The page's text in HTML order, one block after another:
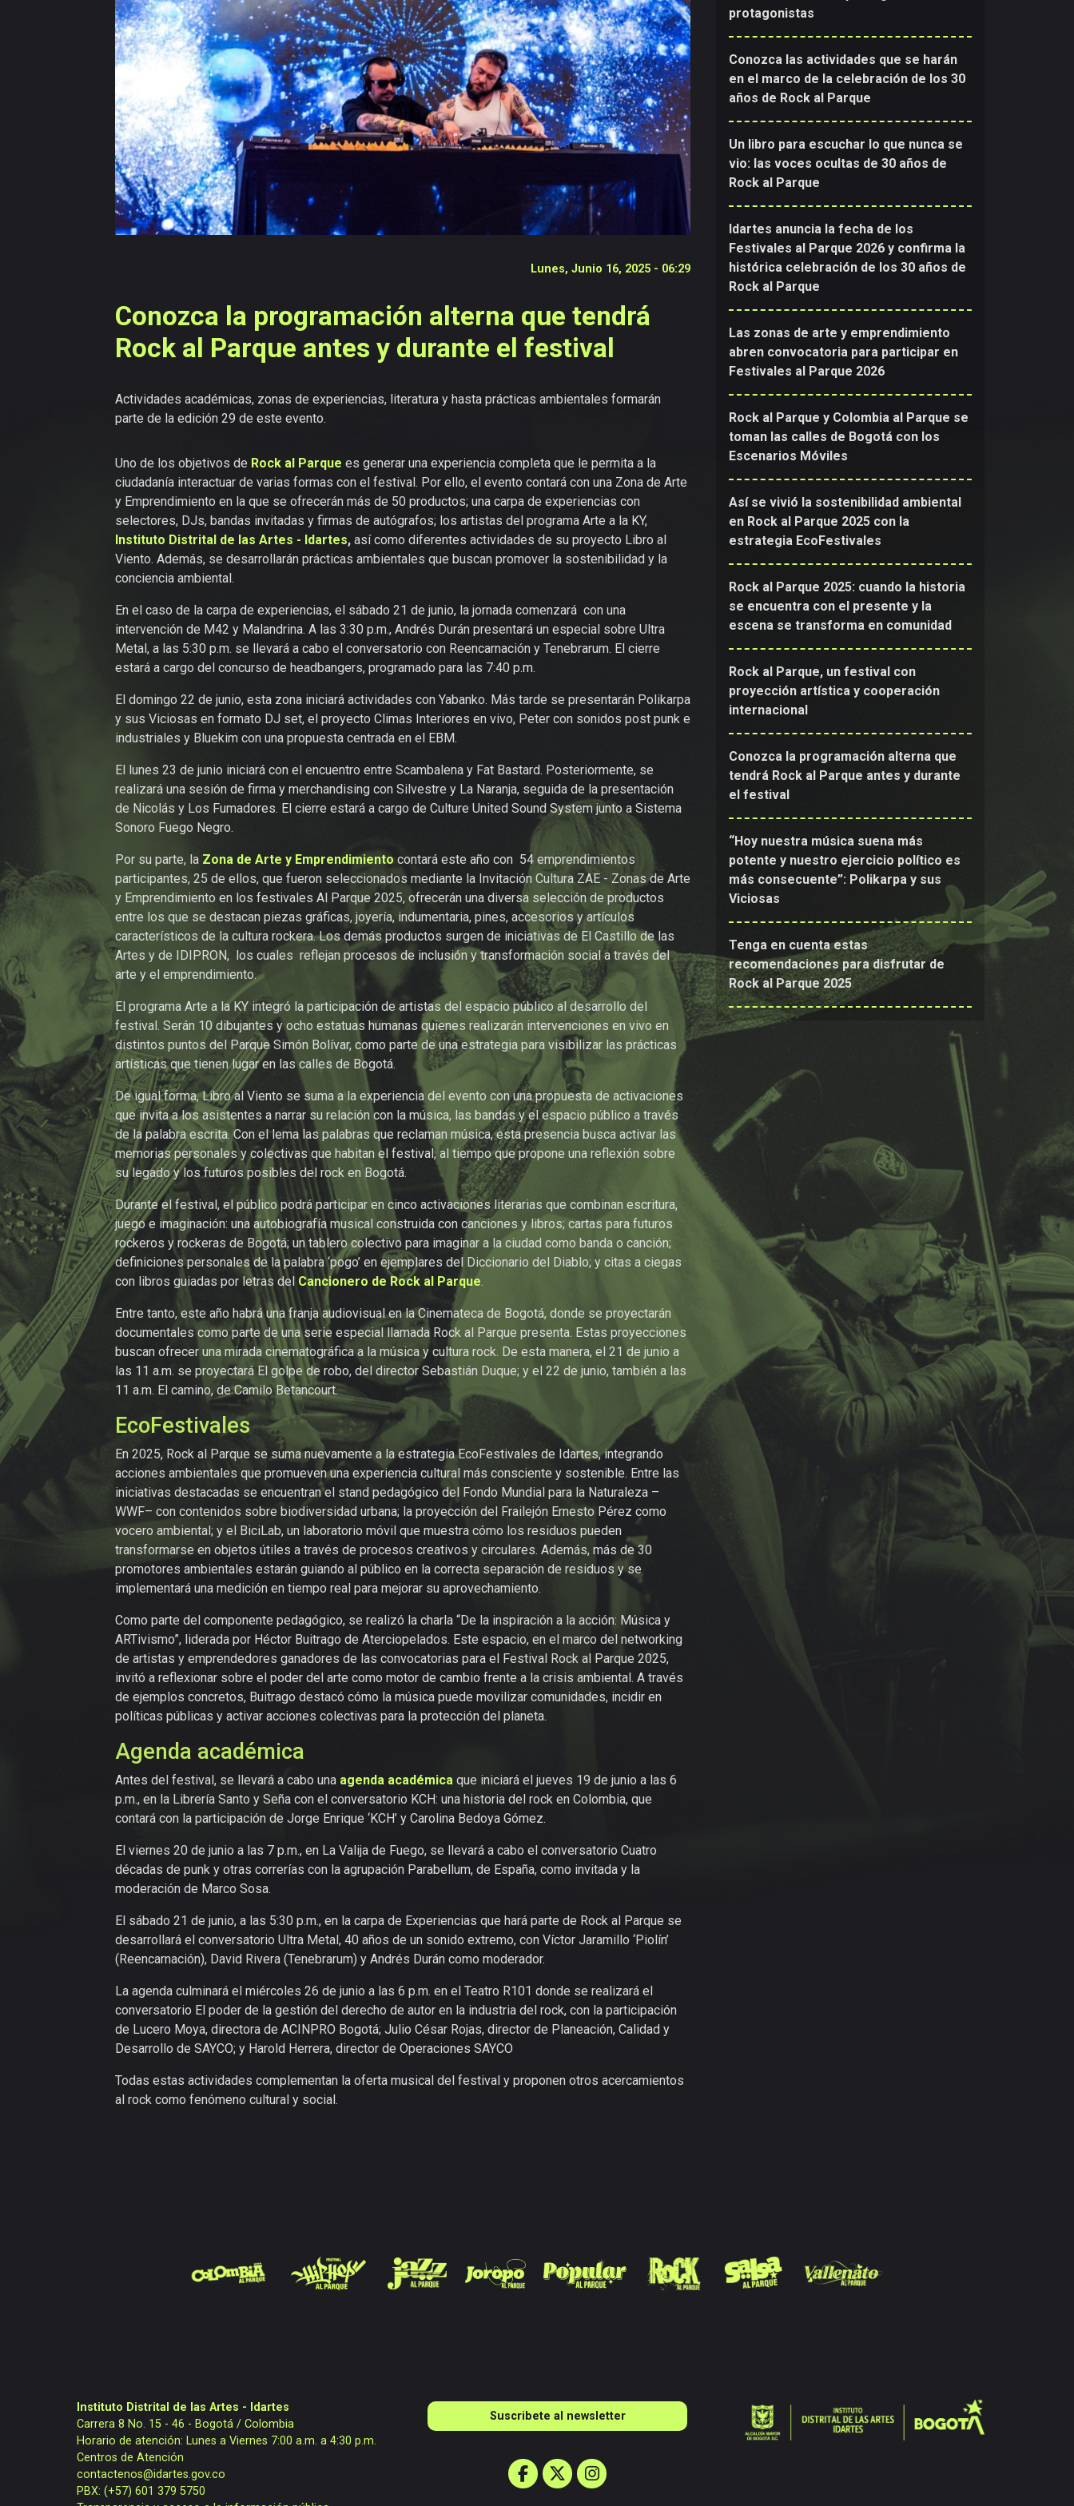
Lunes, Junio 16, 2025 - 06:29
Conozca la programación alterna que tendrá
Rock al Parque antes y durante el festival
Actividades académicas, zonas de experiencias, literatura y hasta prácticas ambientales formarán
parte de la edición 29 de este evento.
Uno de los objetivos de Rock al Parque es generar una experiencia completa que le permita a la
ciudadanía interactuar de varias formas con el festival. Por ello, el evento contará con una Zona de Arte
y Emprendimiento en la que se ofrecerán más de 50 productos; una carpa de experiencias con
selectores, DJs, bandas invitadas y firmas de autógrafos; los artistas del programa Arte a la KY,
Instituto Distrital de las Artes - Idartes, así como diferentes actividades de su proyecto Libro al
Viento. Además, se desarrollarán prácticas ambientales que buscan promover la sostenibilidad y la
conciencia ambiental.
En el caso de la carpa de experiencias, el sábado 21 de junio, la jornada comenzará con una
intervención de M42 y Malandrina. A las 3:30 p.m., Andrés Durán presentará un especial sobre Ultra
Metal, a las 5:30 p.m. se llevará a cabo el conversatorio con Reencarnación y Tenebrarum. El cierre
estará a cargo del concurso de headbangers, programado para las 7:40 p.m.
El domingo 22 de junio, esta zona iniciará actividades con Yabanko. Más tarde se presentarán Polikarpa
y sus Viciosas en formato DJ set, el proyecto Climas Interiores en vivo, Peter con sonidos post punk e
industriales y Bluekim con una propuesta centrada en el EBM.
El lunes 23 de junio iniciará con el encuentro entre Scambalena y Fat Bastard. Posteriormente, se
realizará una sesión de firma y merchandising con Silvestre y La Naranja, seguida de la presentación
de Nicolás y Los Fumadores. El cierre estará a cargo de Culture United Sound System junto a Sistema
Sonoro Fuego Negro.
Por su parte, la Zona de Arte y Emprendimiento contará este año con 54 emprendimientos
participantes, 25 de ellos, que fueron seleccionados mediante la Invitación Cultura ZAE - Zonas de Arte
y Emprendimiento en los festivales Al Parque 2025, ofrecerán una diversa selección de productos
entre los que se destacan piezas gráficas, joyería, indumentaria, pines, accesorios y artículos
característicos de la cultura rockera. Los demás productos surgen de iniciativas de El Castillo de las
Artes y de IDIPRON, los cuales reflejan procesos de inclusión y transformación social a través del
arte y el emprendimiento.
El programa Arte a la KY integró la participación de artistas del espacio público al desarrollo del
festival. Serán 10 dibujantes y ocho estatuas humanas quienes realizarán intervenciones en vivo en
distintos puntos del Parque Simón Bolívar, como parte de una estrategia para visibilizar las prácticas
artísticas que tienen lugar en las calles de Bogotá.
De igual forma, Libro al Viento se suma a la experiencia del evento con una propuesta de activaciones
que invita a los asistentes a narrar su relación con la música, las bandas y el espacio público a través
de la palabra escrita. Con el lema las palabras que reclaman música, esta presencia busca activar las
memorias personales y colectivas que habitan el festival, al tiempo que propone una reflexión sobre
su legado y los futuros posibles del rock en Bogotá.
Durante el festival, el público podrá participar en cinco activaciones literarias que combinan escritura,
juego e imaginación: una autobiografía musical construida con canciones y libros; cartas para futuros
rockeros y rockeras de Bogotá; un tablero colectivo para imaginar a la ciudad como banda o canción;
definiciones personales de la palabra ‘pogo’ en ejemplares del Diccionario del Diablo; y citas a ciegas
con libros guiadas por letras delCancionero de Rock al Parque.
Entre tanto, este año habrá una franja audiovisual en la Cinemateca de Bogotá, donde se proyectarán
documentales como parte de una serie especial llamada Rock al Parque presenta. Estas proyecciones
buscan ofrecer una mirada cinematográfica a la música y cultura rock. De esta manera, el 21 de junio a
las 11 a.m. se proyectará El golpe de robo, del director Sebastián Duque; y el 22 de junio, también a las
11 a.m. El camino, de Camilo Betancourt.
EcoFestivales
En 2025, Rock al Parque se suma nuevamente a la estrategia EcoFestivales de Idartes, integrando
acciones ambientales que promueven una experiencia cultural más consciente y sostenible. Entre las
iniciativas destacadas se encuentran el stand pedagógico del Fondo Mundial para la Naturaleza –
WWF– con contenidos sobre biodiversidad urbana; la proyección del Frailejón Ernesto Pérez como
vocero ambiental; y el BiciLab, un laboratorio móvil que muestra cómo los residuos pueden
transformarse en objetos útiles a través de procesos creativos y circulares. Además, más de 30
promotores ambientales estarán guiando al público en la correcta separación de residuos y se
implementará una medición en tiempo real para mejorar su aprovechamiento.
Como parte del componente pedagógico, se realizó la charla “De la inspiración a la acción: Música y
ARTivismo”, liderada por Héctor Buitrago de Aterciopelados. Este espacio, en el marco del networking
de artistas y emprendedores ganadores de las convocatorias para el Festival Rock al Parque 2025,
invitó a reflexionar sobre el poder del arte como motor de cambio frente a la crisis ambiental. A través
de ejemplos concretos, Buitrago destacó cómo la música puede movilizar comunidades, incidir en
políticas públicas y activar acciones colectivas para la protección del planeta.
Agenda académica
Antes del festival, se llevará a cabo una agenda académica que iniciará el jueves 19 de junio a las 6
p.m., en la Librería Santo y Seña con el conversatorio KCH: una historia del rock en Colombia, que
contará con la participación de Jorge Enrique ‘KCH’ y Carolina Bedoya Gómez.
El viernes 20 de junio a las 7 p.m., en La Valija de Fuego, se llevará a cabo el conversatorio Cuatro
décadas de punk y otras correrías con la agrupación Parabellum, de España, como invitada y la
moderación de Marco Sosa.
El sábado 21 de junio, a las 5:30 p.m., en la carpa de Experiencias que hará parte de Rock al Parque se
desarrollará el conversatorio Ultra Metal, 40 años de un sonido extremo, con Víctor Jaramillo ‘Piolín’
(Reencarnación), David Rivera (Tenebrarum) y Andrés Durán como moderador.
La agenda culminará el miércoles 26 de junio a las 6 p.m. en el Teatro R101 donde se realizará el
conversatorio El poder de la gestión del derecho de autor en la industria del rock, con la participación
de Lucero Moya, directora de ACINPRO Bogotá; Julio César Rojas, director de Planeación, Calidad y
Desarrollo de SAYCO; y Harold Herrera, director de Operaciones SAYCO
Todas estas actividades complementan la oferta musical del festival y proponen otros acercamientos
al rock como fenómeno cultural y social.
protagonistas
Conozca las actividades que se harán
en el marco de la celebración de los 30
años de Rock al Parque
Un libro para escuchar lo que nunca se
vio: las voces ocultas de 30 años de
Rock al Parque
Idartes anuncia la fecha de los
Festivales al Parque 2026 y confirma la
histórica celebración de los 30 años de
Rock al Parque
Las zonas de arte y emprendimiento
abren convocatoria para participar en
Festivales al Parque 2026
Rock al Parque y Colombia al Parque se
toman las calles de Bogotá con los
Escenarios Móviles
Así se vivió la sostenibilidad ambiental
en Rock al Parque 2025 con la
estrategia EcoFestivales
Rock al Parque 2025: cuando la historia
se encuentra con el presente y la
escena se transforma en comunidad
Rock al Parque, un festival con
proyección artística y cooperación
internacional
Conozca la programación alterna que
tendrá Rock al Parque antes y durante
el festival
“Hoy nuestra música suena más
potente y nuestro ejercicio político es
más consecuente”: Polikarpa y sus
Viciosas
Tenga en cuenta estas
recomendaciones para disfrutar de
Rock al Parque 2025
Instituto Distrital de las Artes - Idartes
Carrera 8 No. 15 - 46 - Bogotá / Colombia
Horario de atención: Lunes a Viernes 7:00 a.m. a 4:30 p.m.
Centros de Atención
contactenos@idartes.gov.co
PBX: (+57) 601 379 5750
Suscribete al newsletter